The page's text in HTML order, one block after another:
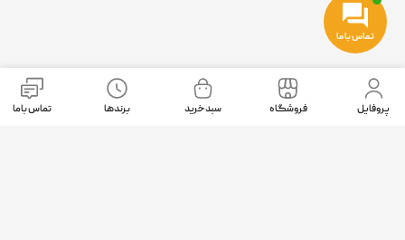
نمادهای اعتماد
پروفایل فروشگاه سبد خرید برندها تماس باما
تماس با ما